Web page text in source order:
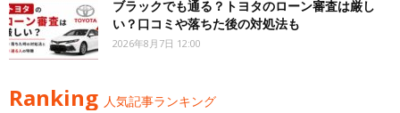
ブラックでも通る？トヨタのローン審査は厳し
い？口コミや落ちた後の対処法も
2026年8月7日 12:00
Ranking 人気記事ランキング